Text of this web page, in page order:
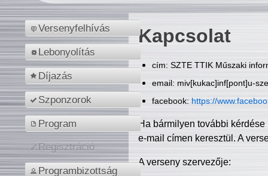
Versenyfelhívás
Lebonyolítás
Díjazás
Szponzorok
Program
Regisztráció
Programbizottság
Kapcsolat
cím: SZTE TTIK Műszaki
email: miv[kukac]inf[pont]u-
facebook: https://
Ha bármilyen további
e-mail címen keresztül. A
A verseny szervezője: